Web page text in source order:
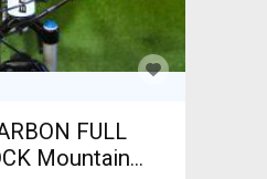
FULL
Mountain